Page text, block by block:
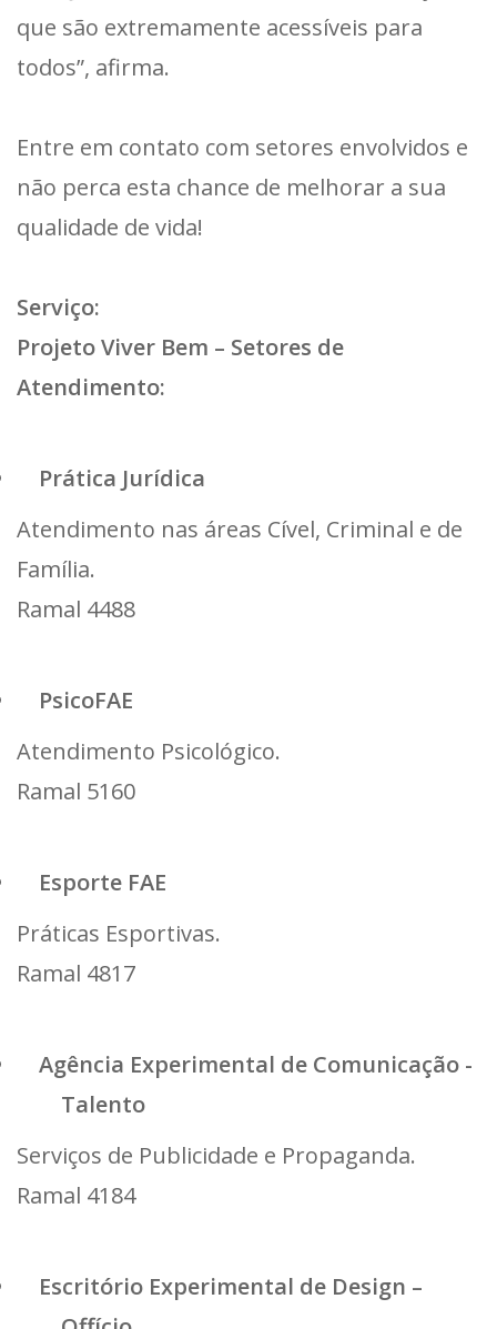
que são extremamente acessíveis para
todos”, afirma.
Entre em contato com setores envolvidos e
não perca esta chance de melhorar a sua
qualidade de vida!
Serviço:
Projeto Viver Bem – Setores de
Atendimento:
Prática Jurídica
Atendimento nas áreas Cível, Criminal e de
Família.
Ramal 4488
PsicoFAE
Atendimento Psicológico.
Ramal 5160
Esporte FAE
Práticas Esportivas.
Ramal 4817
Agência Experimental de Comunicação -
Talento
Serviços de Publicidade e Propaganda.
Ramal 4184
Escritório Experimental de Design –